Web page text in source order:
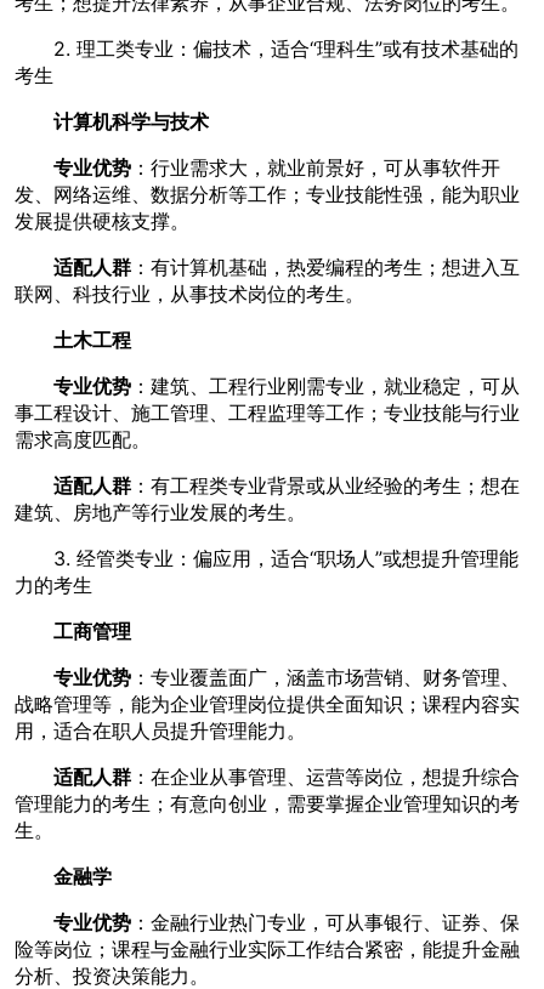
2. 理工类专业：偏技术，适合“理科生”或有技术基础的
考生
计算机科学与技术
专业优势 ：行业需求大，就业前景好，可从事软件开
发、网络运维、数据分析等工作；专业技能性强，能为职业
发展提供硬核支撑。
适配人群 ：有计算机基础，热爱编程的考生；想进入互
联网、科技行业，从事技术岗位的考生。
土木工程
专业优势 ：建筑、工程行业刚需专业，就业稳定，可从
事工程设计、施工管理、工程监理等工作；专业技能与行业
需求高度匹配。
适配人群 ：有工程类专业背景或从业经验的考生；想在
建筑、房地产等行业发展的考生。
3. 经管类专业：偏应用，适合“职场人”或想提升管理能
力的考生
工商管理
专业优势 ：专业覆盖面广，涵盖市场营销、财务管理、
战略管理等，能为企业管理岗位提供全面知识；课程内容实
用，适合在职人员提升管理能力。
适配人群 ：在企业从事管理、运营等岗位，想提升综合
管理能力的考生；有意向创业，需要掌握企业管理知识的考
生。
金融学
专业优势 ：金融行业热门专业，可从事银行、证券、保
险等岗位；课程与金融行业实际工作结合紧密，能提升金融
分析、投资决策能力。